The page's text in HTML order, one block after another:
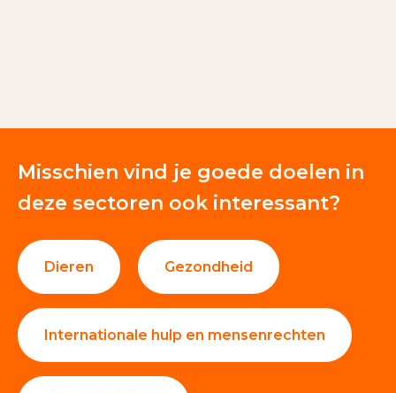
Misschien vind je goede doelen in
deze sectoren ook interessant?
Dieren Gezondheid
Internationale hulp en mensenrechten